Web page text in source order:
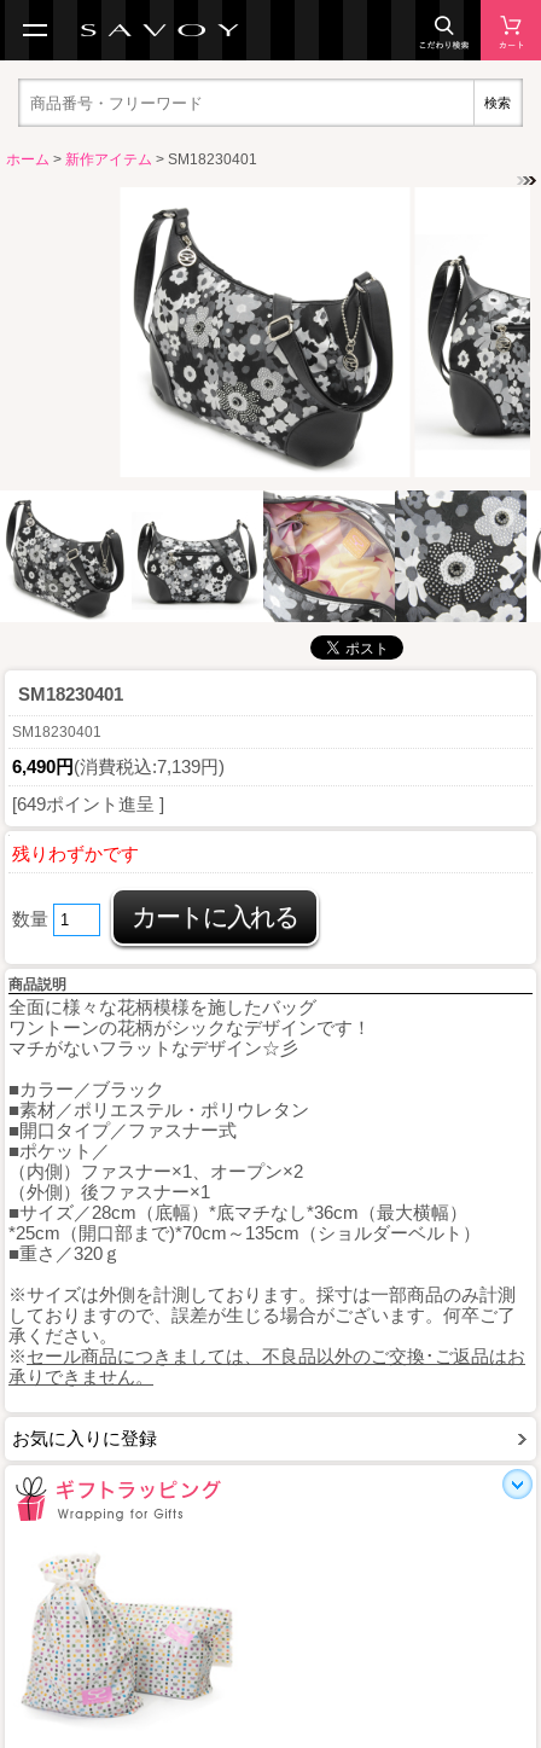
検索
ホーム > 新作アイテム > SM18230401
SM18230401
SM18230401
6,490円(消費税込:7,139円)
[649ポイント進呈 ]
残りわずかです
数量
商品説明
全面に様々な花柄模様を施したバッグ
ワントーンの花柄がシックなデザインです！
マチがないフラットなデザイン☆彡
■カラー／ブラック
■素材／ポリエステル・ポリウレタン
■開口タイプ／ファスナー式
■ポケット／
（内側）ファスナー×1、オープン×2
（外側）後ファスナー×1
■サイズ／28cm（底幅）*底マチなし*36cm（最大横幅）
*25cm（開口部まで)*70cm～135cm（ショルダーベルト）
■重さ／320ｇ
※サイズは外側を計測しております。採寸は一部商品のみ計測
しておりますので、誤差が生じる場合がございます。何卒ご了
承ください。
※セール商品につきましては、不良品以外のご交換･ご返品はお
承りできません。
お気に入りに登録